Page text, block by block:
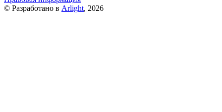
© Разработано в Arlight, 2026